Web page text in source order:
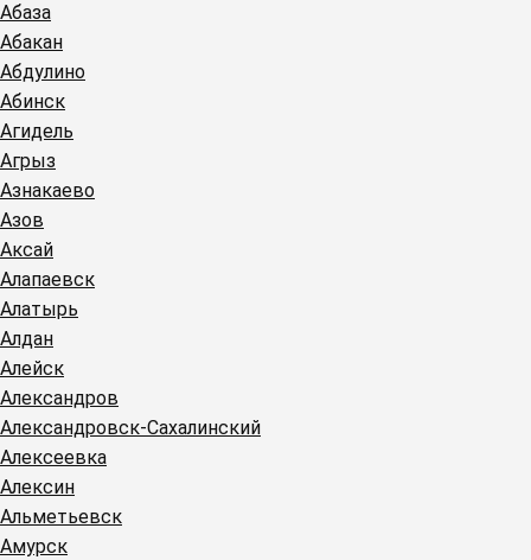
Абаза
Абакан
Абдулино
Абинск
Агидель
Агрыз
Азнакаево
Азов
Аксай
Алапаевск
Алатырь
Алдан
Алейск
Александров
Александровск-Сахалинский
Алексеевка
Алексин
Альметьевск
Амурск